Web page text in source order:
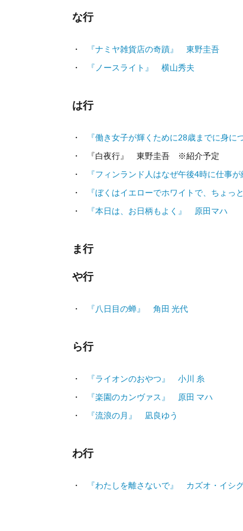
な行
『ナミヤ雑貨店の奇蹟』 東野圭吾
『ノースライト』 横山秀夫
は行
『働き女子が輝くために28歳までに身
『白夜行』 東野圭吾 ※紹介予定
『フィンランド人はなぜ午後4時に仕事
『ぼくはイエローでホワイトで、ちょ
『本日は、お日柄もよく』 原田マハ
ま行
や行
『八日目の蝉』 角田 光代
ら行
『ライオンのおやつ』 小川 糸
『楽園のカンヴァス』 原田 マハ
『流浪の月』 凪良ゆう
わ行
『わたしを離さないで』 カズオ・イシ